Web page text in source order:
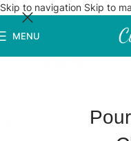
Skip to navigation Skip to
MENU